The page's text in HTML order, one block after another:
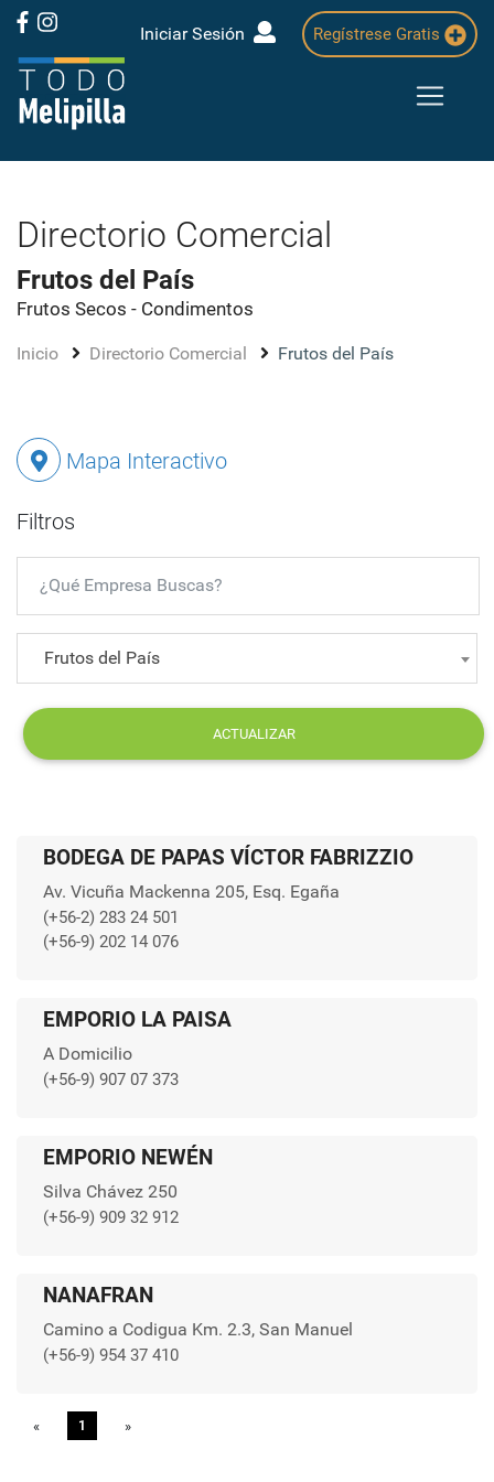
Iniciar Sesión Regístrese Gratis
Directorio Comercial
Frutos del País
Frutos Secos - Condimentos
Inicio Directorio Comercial Frutos del País
Mapa Interactivo
Filtros
Frutos del País
ACTUALIZAR
BODEGA DE PAPAS VÍCTOR FABRIZZIO
Av. Vicuña Mackenna 205, Esq. Egaña
(+56-2) 283 24 501
(+56-9) 202 14 076
EMPORIO LA PAISA
A Domicilio
(+56-9) 907 07 373
EMPORIO NEWÉN
Silva Chávez 250
(+56-9) 909 32 912
NANAFRAN
Camino a Codigua Km. 2.3, San Manuel
(+56-9) 954 37 410
« Previous
1 »